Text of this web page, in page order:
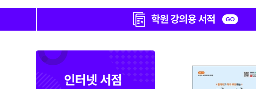
인터넷 서점